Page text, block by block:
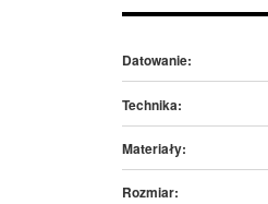
Datowanie:
Technika:
Materiały:
Rozmiar: